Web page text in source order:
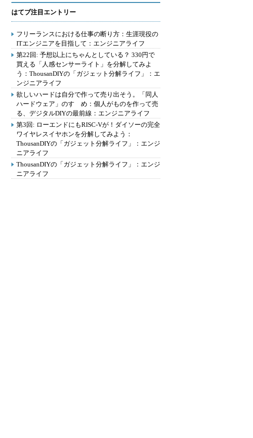
はてブ注目エントリー
フリーランスにおける仕事の断り方：生涯現役の
ITエンジニアを目指して：エンジニアライフ
第22回: 予想以上にちゃんとしている？ 330円で
買える「人感センサーライト」を分解してみよ
う：ThousanDIYの「ガジェット分解ライフ」：エ
ンジニアライフ
欲しいハードは自分で作って売り出そう。「同人
ハードウェア」のすゝめ：個人がものを作って売
る、デジタルDIYの最前線：エンジニアライフ
第3回: ローエンドにもRISC-Vが！ダイソーの完全
ワイヤレスイヤホンを分解してみよう：
ThousanDIYの「ガジェット分解ライフ」：エンジ
ニアライフ
ThousanDIYの「ガジェット分解ライフ」：エンジ
ニアライフ